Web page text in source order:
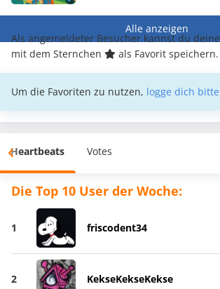
Alle anzeigen
Als angemeldeter Besucher kannst du
mit dem Sternchen
als Favorit speichern.
Um die Favoriten zu nutzen, logge dich
Heartbeats Votes
Die Top 10 User der Woche:
1 friscodent34
2 KekseKekseKekse